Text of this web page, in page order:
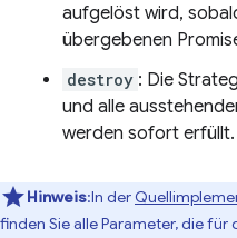
aufgelöst wird,
übergebenen
destroy : Die
und alle
werden sofort erfüllt.
Hinweis:In der
finden Sie alle Parameter, die